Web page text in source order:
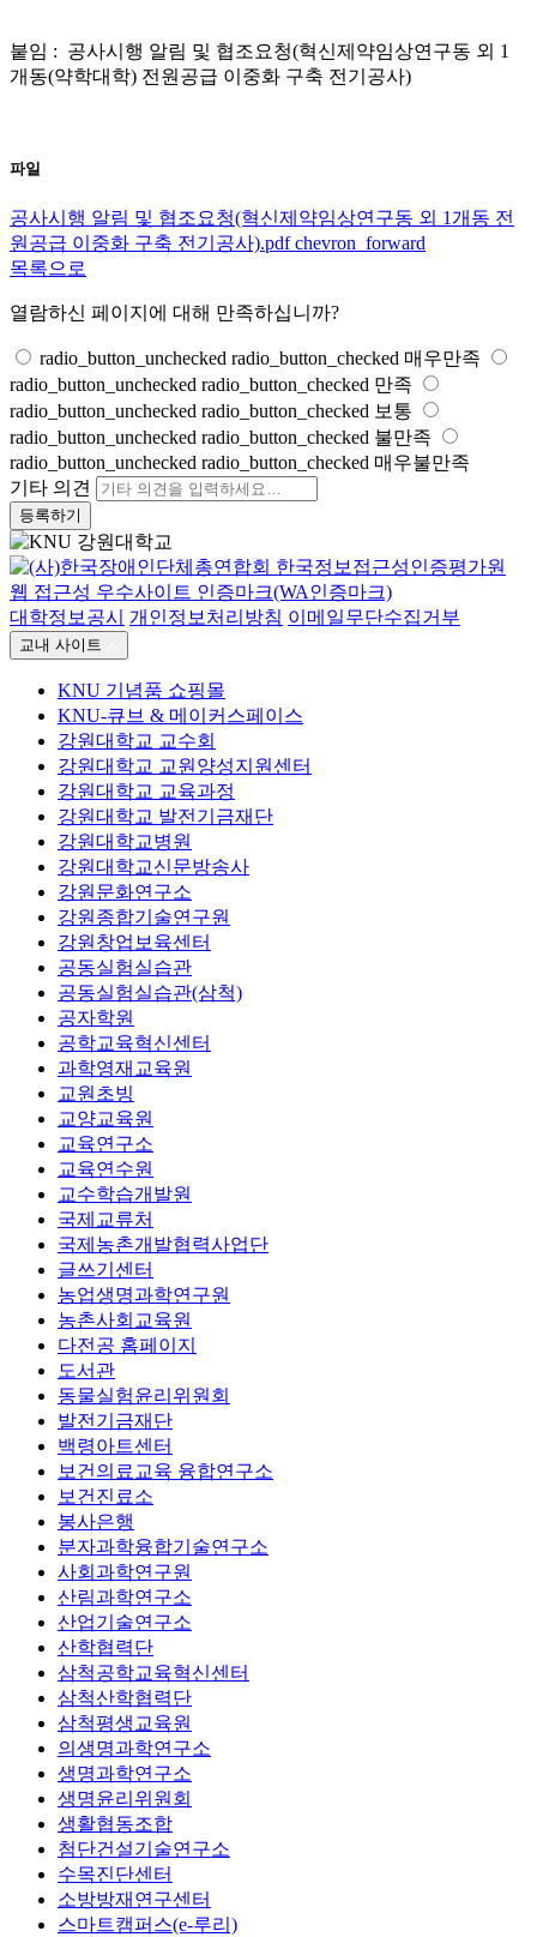
붙임 : 공사시행 알림 및 협조요청(혁신제약임상연구동 외 1
개동(약학대학) 전원공급 이중화 구축 전기공사)
파일
공사시행 알림 및 협조요청(혁신제약임상연구동 외 1개동 전
원공급 이중화 구축 전기공사).pdf chevron_forward
목록으로
열람하신 페이지에 대해 만족하십니까?
radio_button_unchecked radio_button_checked 매우만족
radio_button_unchecked radio_button_checked 만족
radio_button_unchecked radio_button_checked 보통
radio_button_unchecked radio_button_checked 불만족
radio_button_unchecked radio_button_checked 매우불만족
기타 의견
등록하기
대학정보공시 개인정보처리방침 이메일무단수집거부
교내 사이트
KNU 기념품 쇼핑몰
KNU-큐브 & 메이커스페이스
강원대학교 교수회
강원대학교 교원양성지원센터
강원대학교 교육과정
강원대학교 발전기금재단
강원대학교병원
강원대학교신문방송사
강원문화연구소
강원종합기술연구원
강원창업보육센터
공동실험실습관
공동실험실습관(삼척)
공자학원
공학교육혁신센터
과학영재교육원
교원초빙
교양교육원
교육연구소
교육연수원
교수학습개발원
국제교류처
국제농촌개발협력사업단
글쓰기센터
농업생명과학연구원
농촌사회교육원
다전공 홈페이지
도서관
동물실험윤리위원회
발전기금재단
백령아트센터
보건의료교육 융합연구소
보건진료소
봉사은행
분자과학융합기술연구소
사회과학연구원
산림과학연구소
산업기술연구소
산학협력단
삼척공학교육혁신센터
삼척산학협력단
삼척평생교육원
의생명과학연구소
생명과학연구소
생명윤리위원회
생활협동조합
첨단건설기술연구소
수목진단센터
소방방재연구센터
스마트캠퍼스(e-루리)